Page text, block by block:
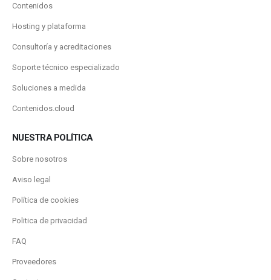
Contenidos
Hosting y plataforma
Consultoría y acreditaciones
Soporte técnico especializado
Soluciones a medida
Contenidos.cloud
NUESTRA POLÍTICA
Sobre nosotros
Aviso legal
Política de cookies
Politica de privacidad
FAQ
Proveedores